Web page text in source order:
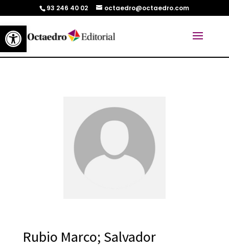
Abrir barra de herramientas
93 246 40 02 octaedro@octaedro.com
Rubio Marco; Salvador